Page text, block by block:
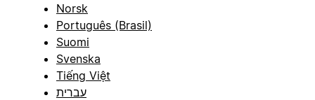
Norsk
Português (Brasil)
Suomi
Svenska
Tiếng Việt
עברית